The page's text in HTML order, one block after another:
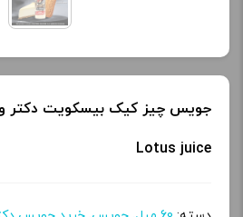
ی
Lotus juice